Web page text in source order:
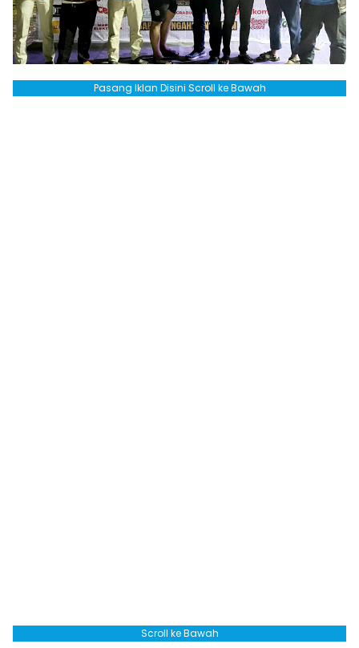
Pasang Iklan Disini Scroll ke Bawah
Scroll ke Bawah